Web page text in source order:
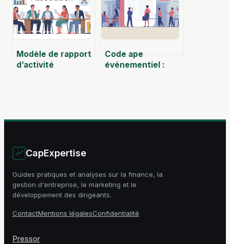
Modèle de rapport
d’activité
Code ape
événementiel :
CapExpertise
Guides pratiques et analyses sur la finance, la
gestion d'entreprise, le marketing et le
développement des dirigeants.
ContactMentions légalesConfidentialité
Pressor